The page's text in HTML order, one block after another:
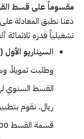
مقسوماً على قسط
دعنا نطبق المعادلة
تشغيلياً قدره ثلاثمائة
السيناريو
وطلبت تمويلاً،
القسط السنوي